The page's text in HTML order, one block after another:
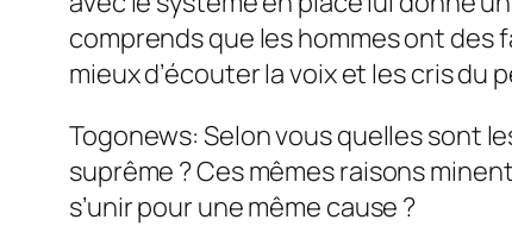
comprends que les hommes ont des
mieux d’écouter la voix et les cris du
Togonews: Selon vous quelles sont
suprême ? Ces mêmes raisons
s’unir pour une même cause ?